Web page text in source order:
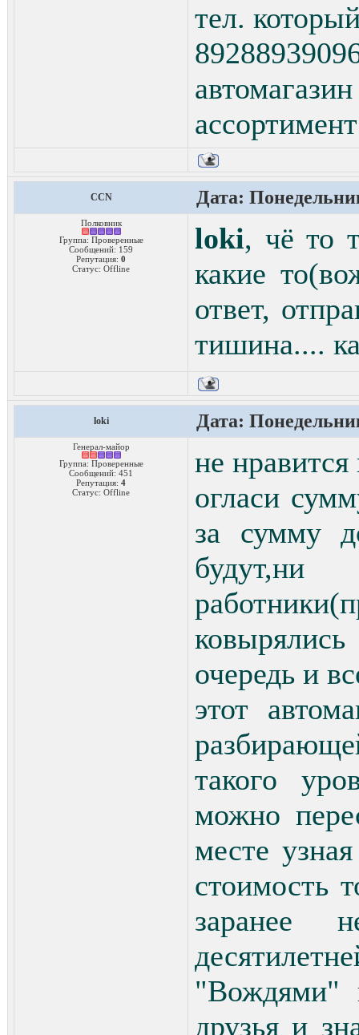
тел.
CCN Дата:
Полковник
Группа: Проверенные
Сообщений: 159
Репутация: 0
Статус: Offline
loki, чё то
какие
ответ,
тишина....
loki Дата:
Генерал-майор
Группа: Проверенные
Сообщений: 451
Репутация: 4
Статус: Offline
не
огласи
за сумму
очередь и
этот
такого
можно
месте
стоимость
заранее
"Вождями"
друзья и